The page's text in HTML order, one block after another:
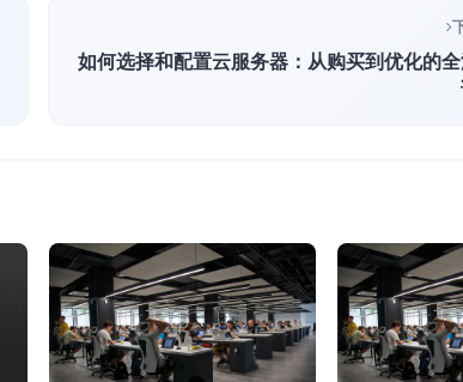
如何选择和配置云服务器：从购买到优化的